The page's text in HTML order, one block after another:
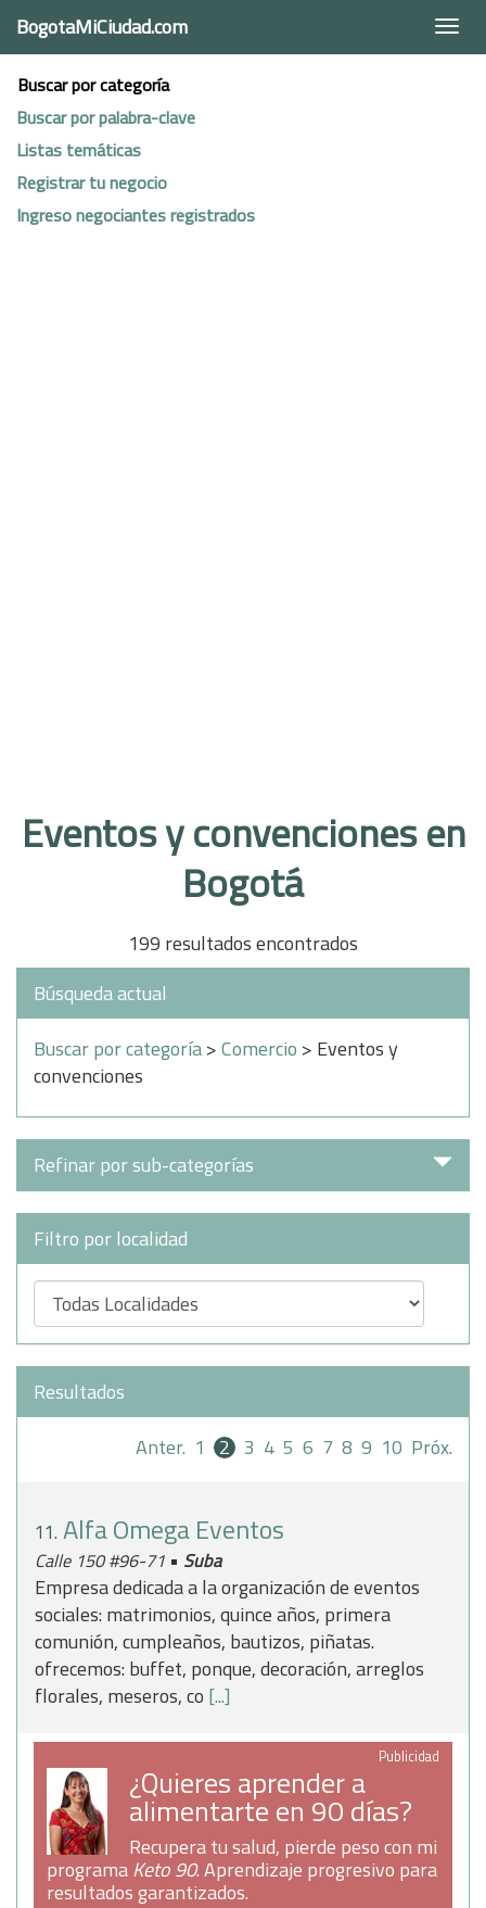
BogotaMiCiudad.com
Buscar por categoría
Buscar por palabra-clave
Listas temáticas
Registrar tu negocio
Ingreso negociantes registrados
Eventos y convenciones en
Bogotá
199 resultados encontrados
Búsqueda actual
Buscar por categoría>Comercio > Eventos y
convenciones
Refinar por sub-categorías
Filtro por localidad
Resultados
Anter. 1 2 3 4 5 6 7 8 9 10 Próx.
11. Alfa Omega Eventos
Calle 150 #96-71 • Suba
Empresa dedicada a la organización de eventos
sociales: matrimonios, quince años, primera
comunión, cumpleaños, bautizos, piñatas.
ofrecemos: buffet, ponque, decoración, arreglos
florales, meseros, co [...]
Publicidad
¿Quieres aprender a
alimentarte en 90 días?
Recupera tu salud, pierde peso con mi
programaKeto 90. Aprendizaje progresivo para
resultados garantizados.